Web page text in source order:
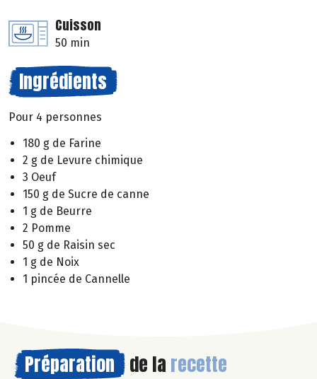
Cuisson
50 min
Ingrédients
Pour 4 personnes
180 g de Farine
2 g de Levure chimique
3 Oeuf
150 g de Sucre de canne
1 g de Beurre
2 Pomme
50 g de Raisin sec
1 g de Noix
1 pincée de Cannelle
Préparation de la recette